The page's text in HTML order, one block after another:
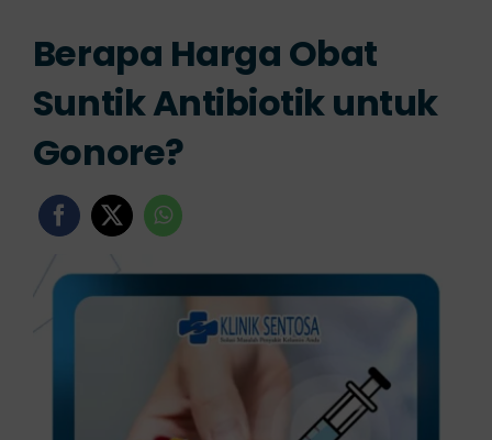
Layanan Kami
Info Klinik
Berapa Harga Obat
Suntik Antibiotik untuk
Gonore?